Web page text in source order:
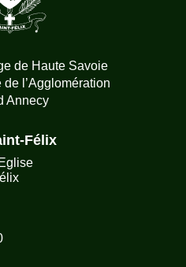
de Haute Savoie
l’Agglomération
Annecy
Félix